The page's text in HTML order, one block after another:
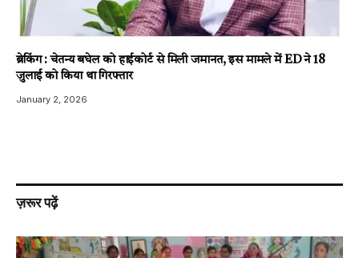
ब्रेकिंग : चेतन्य बघेल को हाईकोर्ट से मिली जमानत, इस मामले में ED ने 18
जुलाई को किया था गिरफ्तार
January 2, 2026
ज़रूर पढ़ें